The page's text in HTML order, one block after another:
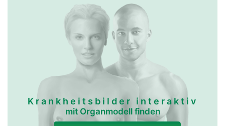
Krankheitsbilder interaktiv
mit Organmodell finden